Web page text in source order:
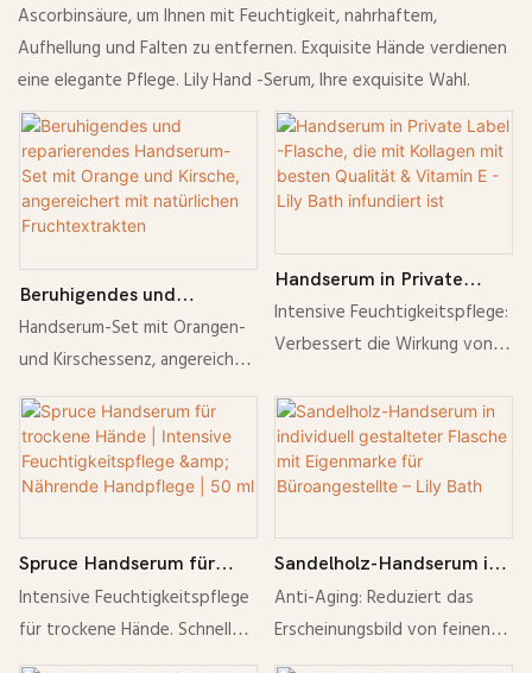
Ascorbinsäure, um Ihnen mit Feuchtigkeit, nahrhaftem,
Aufhellung und Falten zu entfernen. Exquisite Hände verdienen
eine elegante Pflege. Lily Hand -Serum, Ihre exquisite Wahl.
Beruhigendes und
reparierendes Handserum-
Set mit Orange und
natürlichen
Fruchtextrakten
Handserum-Set mit Orangen-
und Kirschessenz, angereichert
mit natürlichen
Fruchtextrakten, um die Haut
mit Feuchtigkeit zu versorgen,
zu beruhigen und für ein
zu sorgen.
Handserum in Private
Label -Flasche, die mit
Kollagen mit besten
Bath infundiert ist
Intensive Feuchtigkeitspflege:
Verbessert die Wirkung von
Haut. Anti-Aging: Reduziert
das Erscheinungsbild von
feinen Linien und Fältchen.
Nährend: Reich an Kollagen
und Vitamin E für weiche,
geschmeidige Hände. Zieht
schnell ein: Hinterlässt keinen
Fettfilm für ein gleichmäßiges
Auftragen. Natürliche
Spruce Handserum für
trockene Hände | Intensive
Feuchtigkeitspflege &
Intensive Feuchtigkeitspflege
für trockene Hände. Schnell
einziehende, nicht fettende
Sandelholz-Handserum in
individuell gestalteter
Flasche mit Eigenmarke
Anti-Aging: Reduziert das
Erscheinungsbild von feinen
Linien und Fältchen. Pflegend: